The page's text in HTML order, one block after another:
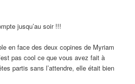
jusqu’au soir !!!
en face des deux copines de Myriam
pas cool ce que vous avez fait à
partis sans l’attendre, elle était bien